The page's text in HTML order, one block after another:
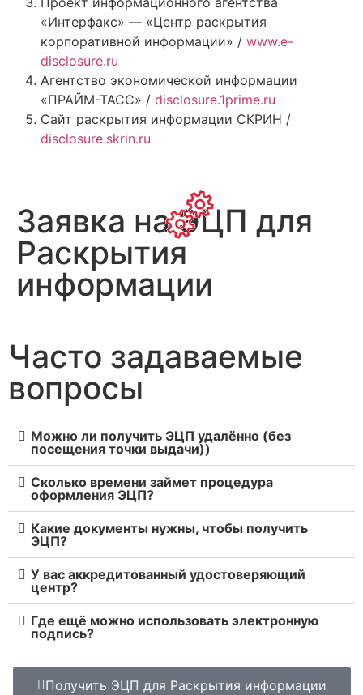
«Интерфакс» — «Центр раскрытия
корпоративной информации» / www.e-
disclosure.ru
Агентство экономической информации
«ПРАЙМ-ТАСС» / disclosure.1prime.ru
Сайт раскрытия информации СКРИН /
disclosure.skrin.ru
Заявка на ЭЦП для
Раскрытия
информации
Часто задаваемые
вопросы
Можно ли получить ЭЦП удалённо (без
посещения точки выдачи))
Сколько времени займет процедура
оформления ЭЦП?
Какие документы нужны, чтобы получить
ЭЦП?
У вас аккредитованный удостоверяющий
центр?
Где ещё можно использовать электронную
подпись?
Получить ЭЦП для Раскрытия информации